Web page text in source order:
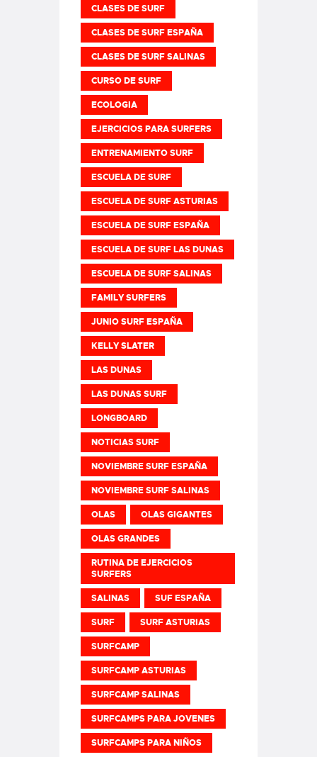
CLASES DE SURF
CLASES DE SURF ESPAÑA
CLASES DE SURF SALINAS
CURSO DE SURF
ECOLOGIA
EJERCICIOS PARA SURFERS
ENTRENAMIENTO SURF
ESCUELA DE SURF
ESCUELA DE SURF ASTURIAS
ESCUELA DE SURF ESPAÑA
ESCUELA DE SURF LAS DUNAS
ESCUELA DE SURF SALINAS
FAMILY SURFERS
JUNIO SURF ESPAÑA
KELLY SLATER
LAS DUNAS
LAS DUNAS SURF
LONGBOARD
NOTICIAS SURF
NOVIEMBRE SURF ESPAÑA
NOVIEMBRE SURF SALINAS
OLAS OLAS GIGANTES
OLAS GRANDES
RUTINA DE EJERCICIOS
SURFERS
SALINAS SUF ESPAÑA
SURF SURF ASTURIAS
SURFCAMP
SURFCAMP ASTURIAS
SURFCAMP SALINAS
SURFCAMPS PARA JOVENES
SURFCAMPS PARA NIÑOS